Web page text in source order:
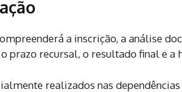
a inscrição, a análise
prazo recursal, o resultado final e a
realizados nas